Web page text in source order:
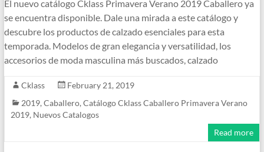
El nuevo catálogo Cklass Primavera Verano 2019 Caballero ya
se encuentra disponible. Dale una mirada a este catálogo y
descubre los productos de calzado esenciales para esta
temporada. Modelos de gran elegancia y versatilidad, los
accesorios de moda masculina más buscados, calzado
Cklass
February 21, 2019
2019,Caballero,Catálogo Cklass Caballero Primavera Verano
2019, Nuevos Catalogos
Read more